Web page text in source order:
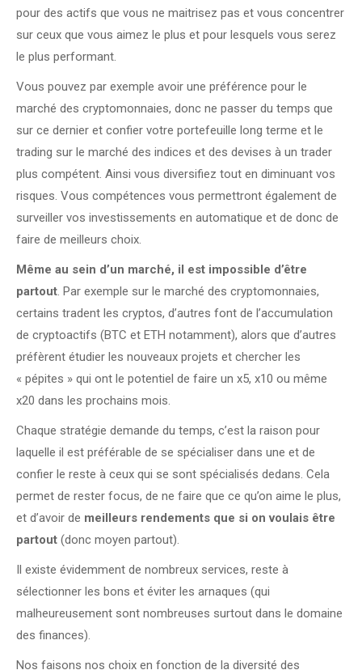
pour des actifs que vous ne maitrisez pas et vous concentrer
sur ceux que vous aimez le plus et pour lesquels vous serez
le plus performant.
Vous pouvez par exemple avoir une préférence pour le
marché des cryptomonnaies, donc ne passer du temps que
sur ce dernier et confier votre portefeuille long terme et le
trading sur le marché des indices et des devises à un trader
plus compétent. Ainsi vous diversifiez tout en diminuant vos
risques. Vous compétences vous permettront également de
surveiller vos investissements en automatique et de donc de
faire de meilleurs choix.
Même au sein d’un marché, il est impossible d’être
partout. Par exemple sur le marché des cryptomonnaies,
certains tradent les cryptos, d’autres font de l’accumulation
de cryptoactifs (BTC et ETH notamment), alors que d’autres
préfèrent étudier les nouveaux projets et chercher les
« pépites » qui ont le potentiel de faire un x5, x10 ou même
x20 dans les prochains mois.
Chaque stratégie demande du temps, c’est la raison pour
laquelle il est préférable de se spécialiser dans une et de
confier le reste à ceux qui se sont spécialisés dedans. Cela
permet de rester focus, de ne faire que ce qu’on aime le plus,
et d’avoir de meilleurs rendements que si on voulais être
partout (donc moyen partout).
Il existe évidemment de nombreux services, reste à
sélectionner les bons et éviter les arnaques (qui
malheureusement sont nombreuses surtout dans le domaine
des finances).
Nos faisons nos choix en fonction de la diversité des